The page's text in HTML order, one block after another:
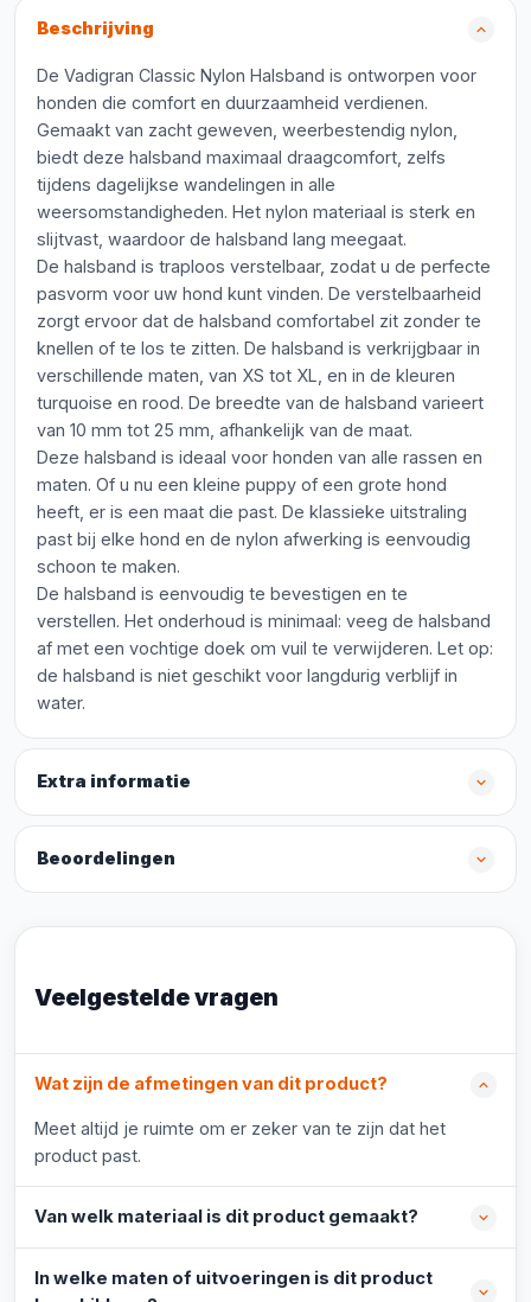
Beschrijving
De Vadigran Classic Nylon Halsband is ontworpen voor
honden die comfort en duurzaamheid verdienen.
Gemaakt van zacht geweven, weerbestendig nylon,
biedt deze halsband maximaal draagcomfort, zelfs
tijdens dagelijkse wandelingen in alle
weersomstandigheden. Het nylon materiaal is sterk en
slijtvast, waardoor de halsband lang meegaat.
De halsband is traploos verstelbaar, zodat u de perfecte
pasvorm voor uw hond kunt vinden. De verstelbaarheid
zorgt ervoor dat de halsband comfortabel zit zonder te
knellen of te los te zitten. De halsband is verkrijgbaar in
verschillende maten, van XS tot XL, en in de kleuren
turquoise en rood. De breedte van de halsband varieert
van 10 mm tot 25 mm, afhankelijk van de maat.
Deze halsband is ideaal voor honden van alle rassen en
maten. Of u nu een kleine puppy of een grote hond
heeft, er is een maat die past. De klassieke uitstraling
past bij elke hond en de nylon afwerking is eenvoudig
schoon te maken.
De halsband is eenvoudig te bevestigen en te
verstellen. Het onderhoud is minimaal: veeg de halsband
af met een vochtige doek om vuil te verwijderen. Let op:
de halsband is niet geschikt voor langdurig verblijf in
water.
Extra informatie
Beoordelingen
Veelgestelde vragen
Wat zijn de afmetingen van dit product?
Meet altijd je ruimte om er zeker van te zijn dat het
product past.
Van welk materiaal is dit product gemaakt?
In welke maten of uitvoeringen is dit product